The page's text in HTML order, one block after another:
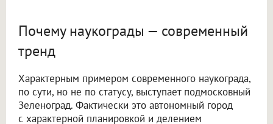
Почему наукограды — современный
тренд
Характерным примером современного наукограда,
по сути, но не по статусу, выступает подмосковный
Зеленоград. Фактически это автономный город
с характерной планировкой и делением